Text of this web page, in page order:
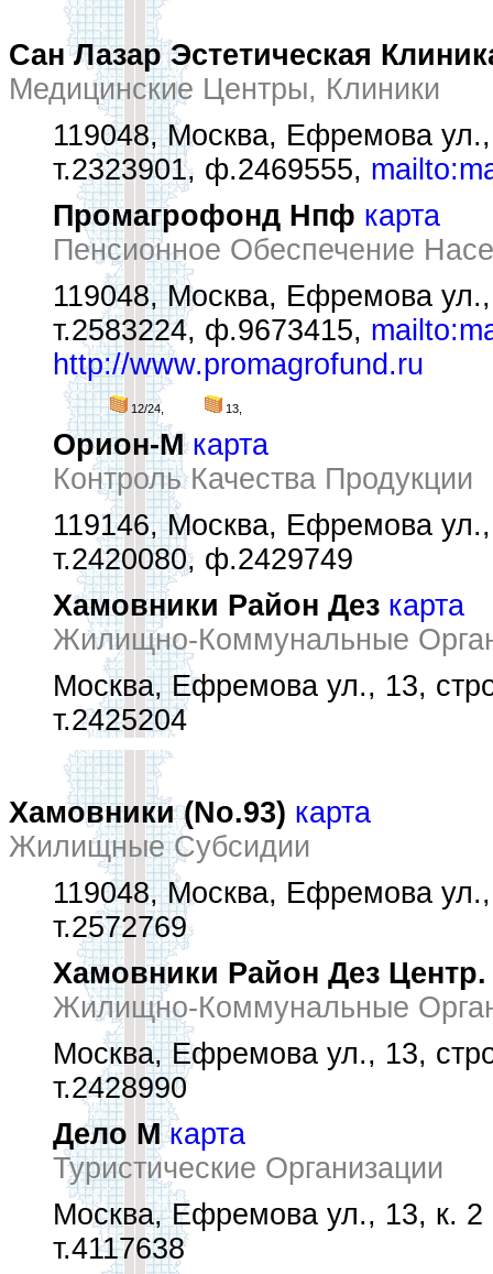
Сан Лазар Эстетическая
Медицинские Центры, Клиники
119048, Москва, Ефремова
т.2323901, ф.2469555,
Промагрофонд Нпф карта
Пенсионное Обеспечение
119048, Москва, Ефремова
т.2583224, ф.9673415,
http://www.promagrofund.ru
12/24, 13,
Орион-М карта
Контроль Качества Продукции
119146, Москва, Ефремова
т.2420080, ф.2429749
Хамовники Район Дез карта
Жилищно-Коммунальные
Москва, Ефремова ул., 13,
т.2425204
Хамовники (No.93) карта
Жилищные Субсидии
119048, Москва, Ефремова
т.2572769
Хамовники Район Дез Центр.
Жилищно-Коммунальные
Москва, Ефремова ул., 13,
т.2428990
Дело М карта
Туристические Организации
Москва, Ефремова ул., 13, к. 2
т.4117638